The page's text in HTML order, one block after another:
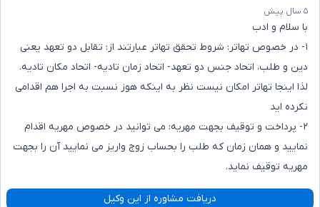
۵ سال پیش
با سلام و ادب
۱- در خصوص تهاتر: شروط تحقق تهاتر عبارتند از: تقابل دو تعهد یعنی
دین و طلب، اتحاد جنس دو تعهد- اتحاد زمان تادیه- اتحاد مکان تادیه.
لذا اینجا تهاتر امکان نیست نظر به اینکه هوز نسبت به اجرا هم اقدامی
نکرده اید
۲- پرداخت و توقیف بجهت مهریه: می توانید در خصوص مهریه اقدام
نمایید و همان زمان که طلب را بحساب زوج واریز می نمایید آن را بجهت
مهریه توقیف نماید.
دریافت مشاوره از این وکیل